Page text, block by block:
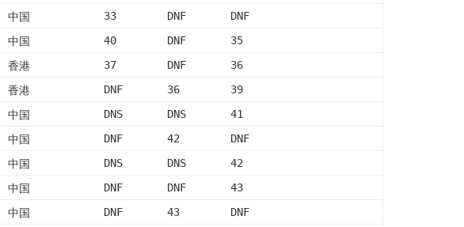
中国 33        DNF       DNF
中国 40        DNF       35
香港 37        DNF       36
香港 DNF       36        39
中国 DNS       DNS       41
中国 DNF       42        DNF
中国 DNS       DNS       42
中国 DNF       DNF       43
中国 DNF       43        DNF